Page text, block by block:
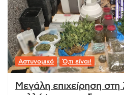
Αστυνομικό Ό,τι είναι!
Μεγάλη επιχείρηση